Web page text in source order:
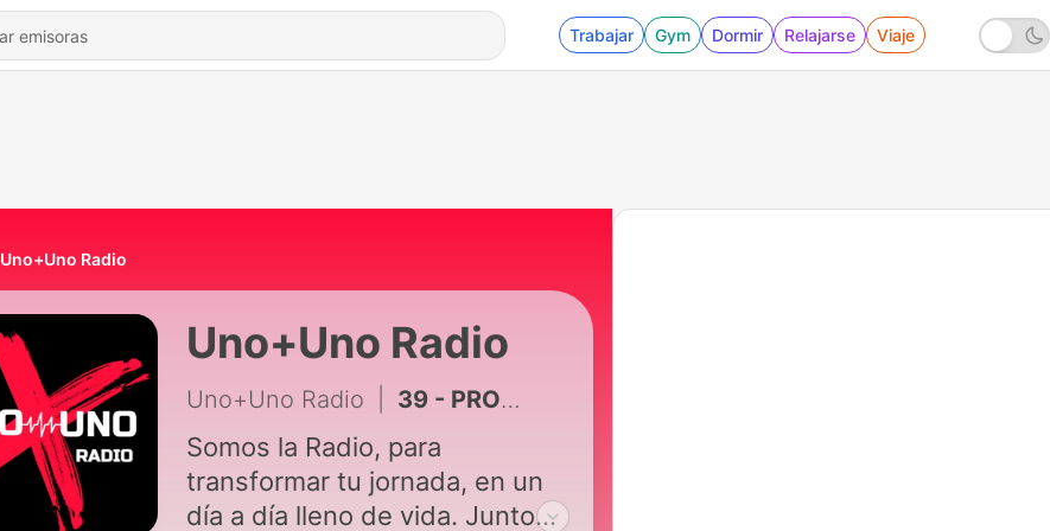
Trabajar Gym Dormir Relajarse Viaje
Uno+Uno Radio
Uno+Uno Radio
Uno+Uno Radio 39 - PROGRAMA REFLEXIONANDO CON DIANA CASTIBLANCO/ CREERÁN CUANDO TENGAN QUE CREER
Somos la Radio, para
transformar tu jornada, en un
día a día lleno de vida. Juntos